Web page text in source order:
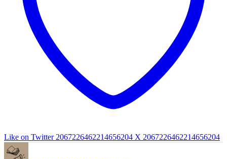
Like on Twitter 2067226462214656204 X 2067226462214656204